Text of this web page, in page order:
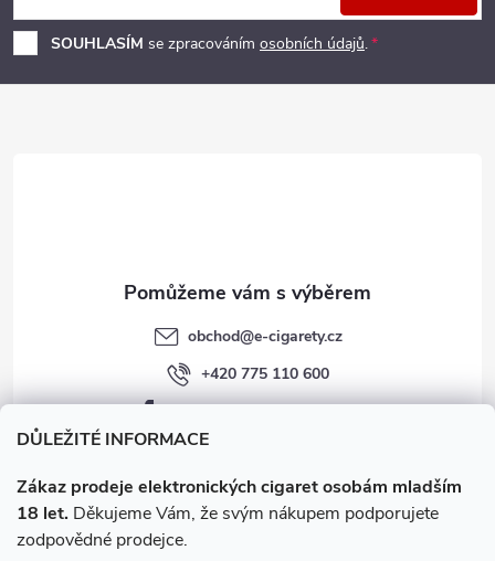
DŮLEŽITÉ INFORMACE
Zákaz prodeje elektronických cigaret osobám mladším
18 let. Děkujeme Vám, že svým nákupem podporujete
zodpovědné prodejce.
p
a
SOUHLASÍM se zpracováním osobních údajů.
obchod@e-cigarety.cz
+420 775 110 600
facebook.com/e-cigarety.cz